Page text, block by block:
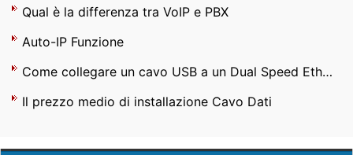
Qual è la differenza tra VoIP e PBX
Auto-IP Funzione
Come collegare un cavo USB a un Dual Speed ​​Ethernet Converter
Il prezzo medio di installazione Cavo Dati